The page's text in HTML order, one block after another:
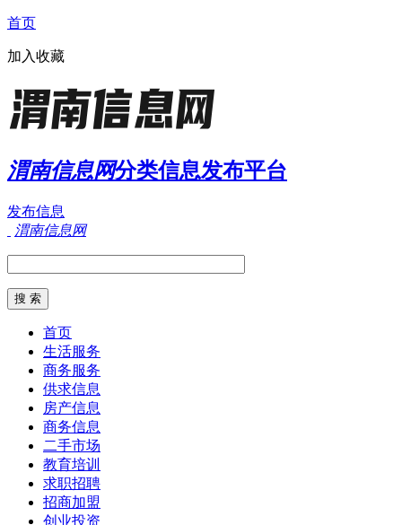
首页
加入收藏
渭南信息网分类信息发布平台
发布信息
渭南信息网
首页
生活服务
商务服务
供求信息
房产信息
商务信息
二手市场
教育培训
求职招聘
招商加盟
创业投资